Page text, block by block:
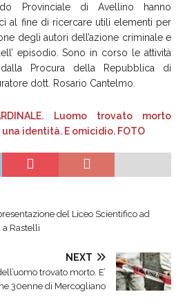
Provinciale di Avellino hanno
al fine di ricercare utili elementi per
degli autori dell’azione criminale e
episodio. Sono in corso le attività
dalla Procura della Repubblica di
dott. Rosario Cantelmo.
del Liceo Scientifico ad
Rastelli
NEXT
trovato morto. E’
30enne di Mercogliano